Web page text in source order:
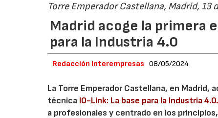
Torre Emperador Castellana, Madrid, 13
Madrid acoge la primera
para la Industria 4.0
Redacción Interempresas 08/05/2024
La Torre Emperador Castellana, en Madrid,
técnica IO-Link: La base para la Industria
a profesionales y centrado en los